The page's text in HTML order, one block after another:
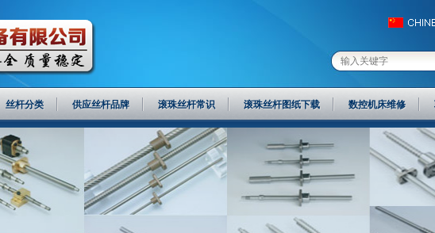
丝杆分类 供应丝杆品牌 滚珠丝杆常识 滚珠丝杆图纸下载 数控机床维修